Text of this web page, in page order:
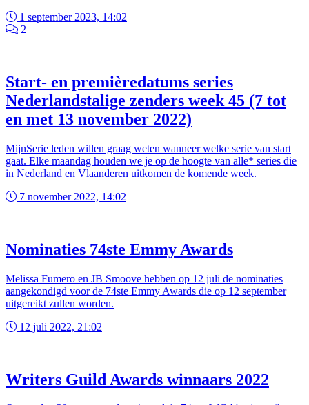
1 september 2023, 14:02
2
Start- en premièredatums series
Nederlandstalige zenders week 45 (7 tot
en met 13 november 2022)
MijnSerie leden willen graag weten wanneer welke serie van start
gaat. Elke maandag houden we je op de hoogte van alle* series die
in Nederland en Vlaanderen uitkomen de komende week.
7 november 2022, 14:02
Nominaties 74ste Emmy Awards
Melissa Fumero en JB Smoove hebben op 12 juli de nominaties
aangekondigd voor de 74ste Emmy Awards die op 12 september
uitgereikt zullen worden.
12 juli 2022, 21:02
Writers Guild Awards winnaars 2022